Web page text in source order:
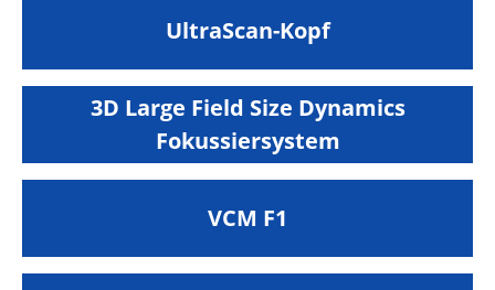
UltraScan-Kopf
3D Large Field Size Dynamics
Fokussiersystem
VCM F1